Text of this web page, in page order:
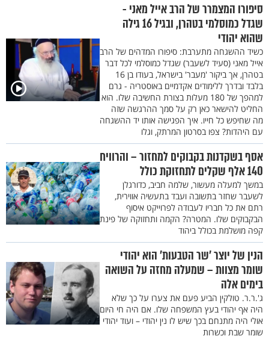
סיפורו המצמרר של הרב אייל מאני -
שגדל כמוסלמי בטהרן, ובגיל 16 גילה
שהוא יהודי
כשיד ההשגחה מתערבת: סיפורו המדהים של הרב
אייל מאני (סעיד לשעבר) שגדל כמוסלמי לכל דבר
בטהרן, אך ביקור 'מעבר' בישראל, בעודו בן 16
בלבד ובדרך ללימודים אקדמיים באוסטריה - גרם
למהפך של 180 מעלות בצורת החשיבה שלו. הוא
החליט להישאר כאן רק על סמך ההרגשה שזה
מה שחיפש כל חייו. איך הפגישה אותו יד ההשגחה
עם היהדות? צפו בסרטון המרתק, וגלו
אסף בשקדנות בקבוקים למחזור – והרוויח
140 אלף שקלים לתחזוקת כולל
במשך למעלה מעשור, שלמה חביב, כדורגלן
לשעבר שחזר בתשובה ועבד בתעשיה אווירית,
רתם את כל חבריו לעבודה לפרוייקט איסוף
הבקבוקים שלו. המטרה? הקמה ותחזוקה של פינת
קפה מושלמת בכולל ביהוד
הנין של יוצר 'שר הטבעות' הוא יהודי
שומר מצוות – שמעלה מחזה על השואה
בימים אלה
ג'.ר.ר. טולקין הביע פעם את צערו על כך שלא
היה אף יהודי בעץ המשפחה שלו. אם היה חי היום
אולי היה מתנחם בכך שיש לו נין יהודי – ועוד יהודי
שומר שבת וכשרות